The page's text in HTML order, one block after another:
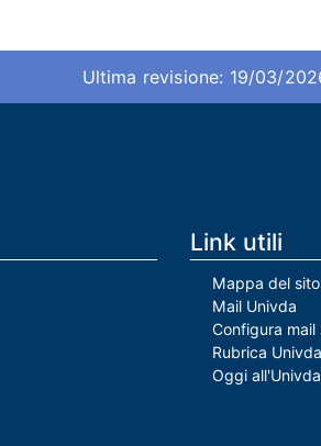
Ultima revisione: 19/03/
Link utili
Mappa del sito
Mail Univda
Configura mail
Rubrica Univda
Oggi all'Univda